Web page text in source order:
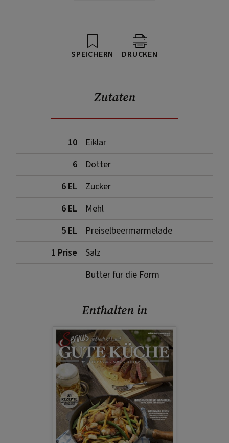
SPEICHERN DRUCKEN
Zutaten
10
Eiklar
6
Dotter
6 EL
Zucker
6 EL
Mehl
5 EL
Preiselbeermarmelade
1 Prise
Salz
Butter für die Form
Enthalten in